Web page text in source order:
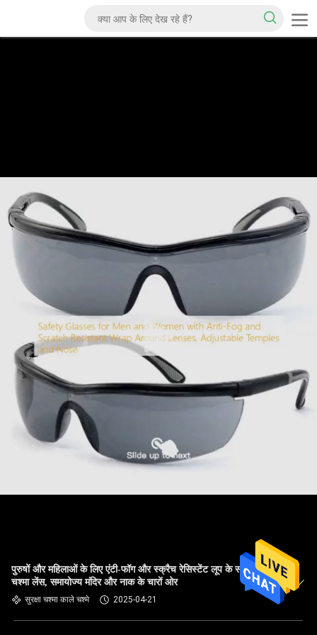
पुरुषों और महिलाओं के लिए एंटी-फॉग और स्क्रैच रेसिस्टेंट लूप के साथ सुरक्षा
चश्मा लेंस, समायोज्य मंदिर और नाक के चारों ओर
सुरक्षा चश्मा काले चश्मे 2025-04-21